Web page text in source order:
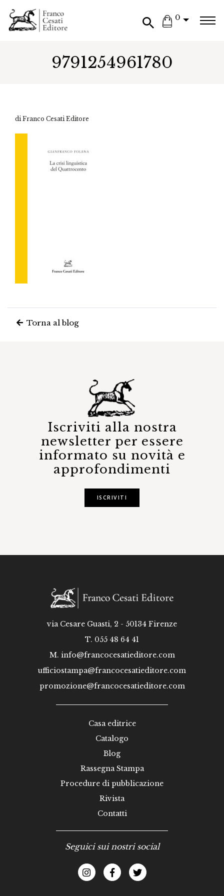
0
9791254961780
di Franco Cesati Editore
Torna al blog
Iscriviti alla nostra
newsletter per essere
informato su novità e
approfondimenti
ISCRIVITI
via Cesare Guasti, 2 - 50134 Firenze
T. 055 48 64 41
M. info@francocesatieditore.com
ufficiostampa@francocesatieditore.com
promozione@francocesatieditore.com
Casa editrice
Catalogo
Blog
Rassegna Stampa
Procedure di pubblicazione
Rivista
Contatti
Seguici sui nostri social